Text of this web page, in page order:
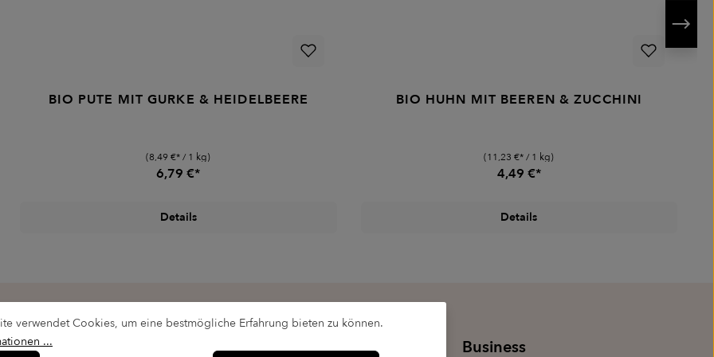
BIO PUTE MIT GURKE & HEIDELBEERE
(8,49 €* / 1 kg)
6,79 €*
Details
BIO HUHN MIT BEEREN & ZUCCHINI
(11,23 €* / 1 kg)
4,49 €*
Details
Onlineshop Business
verwendet Cookies, um eine bestmögliche Erfahrung bieten zu können.
...